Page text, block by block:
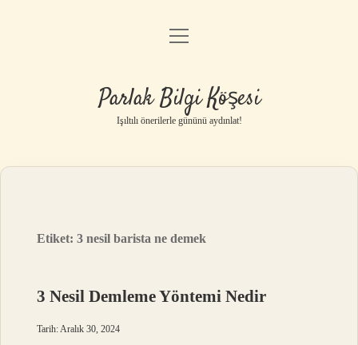
Anasayfa
Yasal Uyarı
menüyü
Parlak Bilgi Köşesi
Işıltılı önerilerle gününü aydınlat!
Etiket:3 nesil barista ne demek
3 Nesil Demleme Yöntemi Nedir
Tarih: Aralık 30, 2024